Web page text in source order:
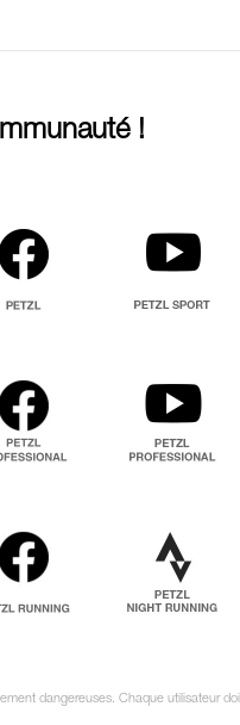
!
dangereuses. Chaque utilisateur